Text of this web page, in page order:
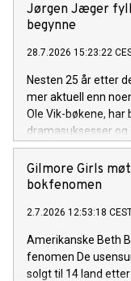
Jørgen Jæger
begynne
28.7.2026 15:23:22
Nesten 25 år etter
mer aktuell enn
Ole Vik-bøkene,
dramasuksesser
både i Norge og
år.
Gilmore Girls
bokfenomen
2.7.2026 12:53:18
Amerikanske Beth
fenomen De
solgt til 14 land